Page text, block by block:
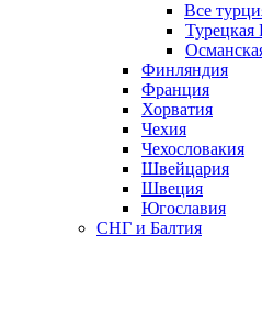
Все
Турецкая
Финляндия
Франция
Хорватия
Чехия
Чехословакия
Швейцария
Швеция
Югославия
СНГ и Балтия